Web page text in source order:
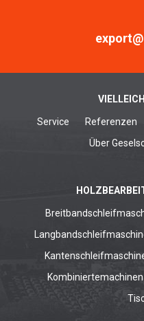
Service Referenzen
Über
Kombiniertemachinen